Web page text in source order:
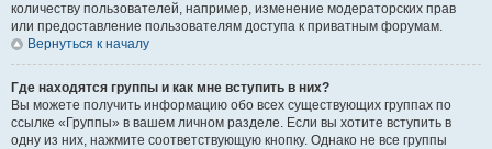
количеству пользователей, например, изменение модераторских прав
или предоставление пользователям доступа к приватным форумам.
Вернуться к началу
Где находятся группы и как мне вступить в них?
Вы можете получить информацию обо всех существующих группах по
ссылке «Группы» в вашем личном разделе. Если вы хотите вступить в
одну из них, нажмите соответствующую кнопку. Однако не все группы